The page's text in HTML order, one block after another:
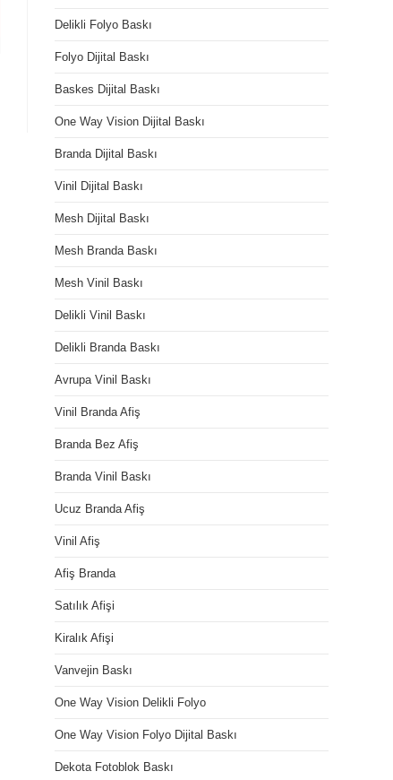
Delikli Folyo Baskı
Folyo Dijital Baskı
Baskes Dijital Baskı
One Way Vision Dijital Baskı
Branda Dijital Baskı
Vinil Dijital Baskı
Mesh Dijital Baskı
Mesh Branda Baskı
Mesh Vinil Baskı
Delikli Vinil Baskı
Delikli Branda Baskı
Avrupa Vinil Baskı
Vinil Branda Afiş
Branda Bez Afiş
Branda Vinil Baskı
Ucuz Branda Afiş
Vinil Afiş
Afiş Branda
Satılık Afişi
Kiralık Afişi
Vanvejin Baskı
One Way Vision Delikli Folyo
One Way Vision Folyo Dijital Baskı
Dekota Fotoblok Baskı